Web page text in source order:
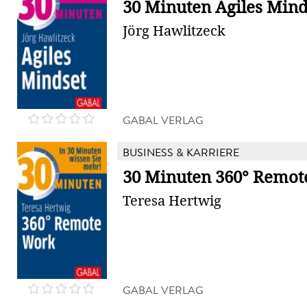
30 Minuten Agiles
Jörg Hawlitzeck
GABAL VERLAG
BUSINESS & KARRIERE
30 Minuten 360°
Teresa Hertwig
GABAL VERLAG